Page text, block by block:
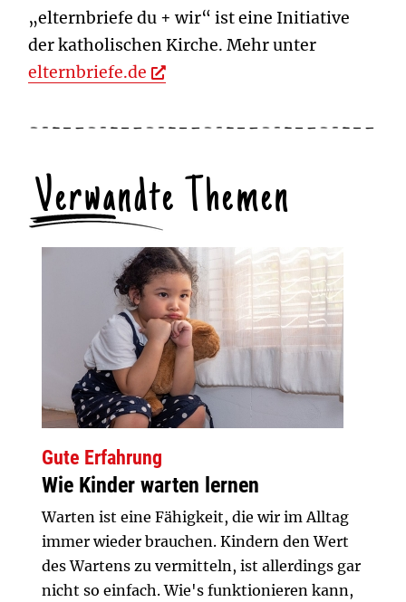
„elternbriefe du + wir“ ist eine Initiative
der katholischen Kirche. Mehr unter
elternbriefe.de
Verwandte Themen
Gute Erfahrung
Wie Kinder warten lernen
Warten ist eine Fähigkeit, die wir im Alltag
immer wieder brauchen. Kindern den Wert
des Wartens zu vermitteln, ist allerdings gar
nicht so einfach. Wie's funktionieren kann,